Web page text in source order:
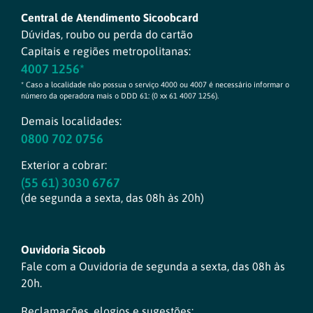
Central de Atendimento Sicoobcard
Dúvidas, roubo ou perda do cartão
Capitais e regiões metropolitanas:
4007 1256*
* Caso a localidade não possua o serviço 4000 ou 4007 é necessário informar o
número da operadora mais o DDD 61: (0 xx 61 4007 1256).
Demais localidades:
0800 702 0756
Exterior a cobrar:
(55 61) 3030 6767
(de segunda a sexta, das 08h às 20h)
Ouvidoria Sicoob
Fale com a Ouvidoria de segunda a sexta, das 08h às
20h.